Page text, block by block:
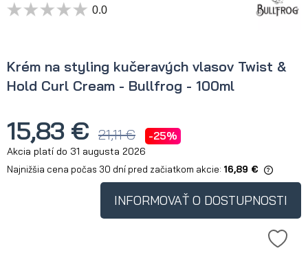
Krém na styling kučeravých vlasov Twist &
Hold Curl Cream - Bullfrog - 100ml
0.0
15,83 € 21,11 € -25%
Akcia platí do 31 augusta 2026
Najnižšia cena počas 30 dní pred začiatkom akcie: 16,89 €
Ak je produkt predávaný menej ako
30 dní, zobrazuje sa najnižšia cena
uvedený na trh.
INFORMOVAŤ O DOSTUPNOSTI